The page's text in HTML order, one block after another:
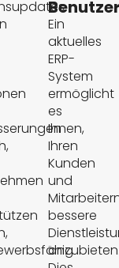
Ein
aktuelles
ERP-
System
ermöglicht
es
Ihnen,
Ihren
Kunden
und
bessere